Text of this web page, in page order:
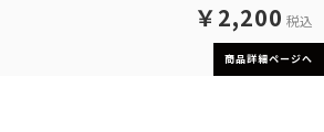
￥2,200 税込
商品詳細ページへ